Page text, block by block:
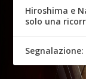
Hiroshima e
solo una
Segnalazione: